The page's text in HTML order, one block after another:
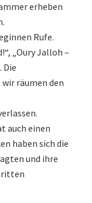
erheben
Rufe.
„Oury Jalloh –
Die
wir räumen den
auch einen
haben sich die
und ihre